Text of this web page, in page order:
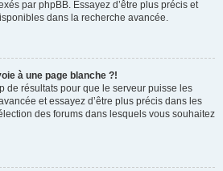
par phpBB. Essayez d’être plus précis et
dans la recherche avancée.
à une page blanche ?!
de résultats pour que le serveur puisse les
et essayez d’être plus précis dans les
des forums dans lesquels vous souhaitez